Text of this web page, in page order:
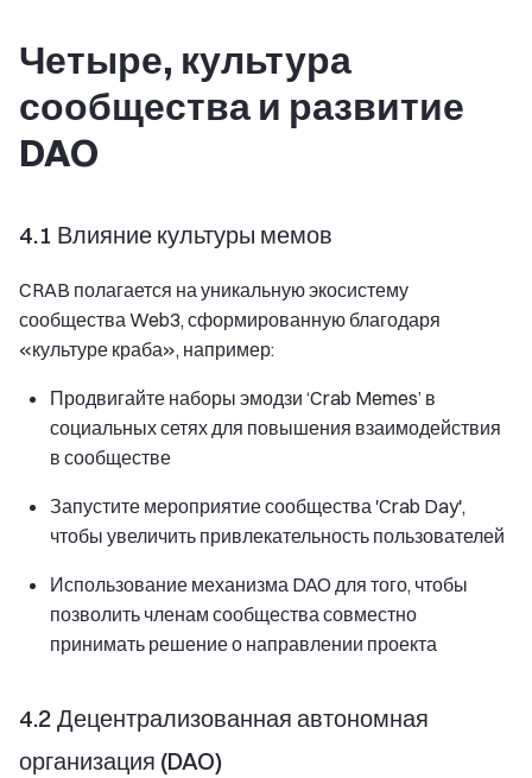
Четыре, культура
сообщества и развитие
DAO
4.1 Влияние культуры мемов
CRAB полагается на уникальную экосистему
сообщества Web3, сформированную благодаря
«культуре краба», например:
Продвигайте наборы эмодзи ‘Crab Memes’ в
социальных сетях для повышения взаимодействия
в сообществе
Запустите мероприятие сообщества 'Crab Day',
чтобы увеличить привлекательность пользователей
Использование механизма DAO для того, чтобы
позволить членам сообщества совместно
принимать решение о направлении проекта
4.2 Децентрализованная автономная
организация (DAO)